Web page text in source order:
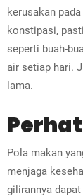
kerusakan
konstipasi,
seperti buah-
air setiap hari.
lama.
Pola makan
menjaga
gilirannya